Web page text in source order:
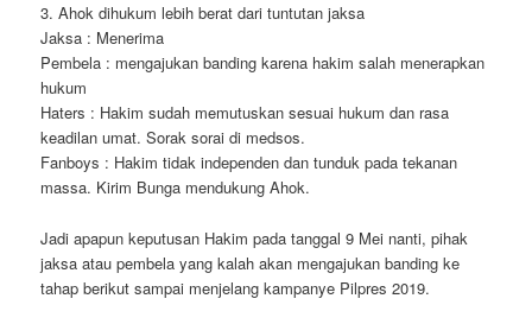
3. Ahok dihukum lebih berat dari tuntutan jaksa
Jaksa : Menerima
Pembela : mengajukan banding karena hakim salah menerapkan
hukum
Haters : Hakim sudah memutuskan sesuai hukum dan rasa
keadilan umat. Sorak sorai di medsos.
Fanboys : Hakim tidak independen dan tunduk pada tekanan
massa. Kirim Bunga mendukung Ahok.
Jadi apapun keputusan Hakim pada tanggal 9 Mei nanti, pihak
jaksa atau pembela yang kalah akan mengajukan banding ke
tahap berikut sampai menjelang kampanye Pilpres 2019.